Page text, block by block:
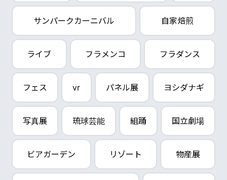
サンパークカーニバル 自家焙煎
ライブ フラメンコ フラダンス
フェス vr パネル展 ヨシダナギ
写真展 琉球芸能 組踊 国立劇場
ビアガーデン リゾート 物産展